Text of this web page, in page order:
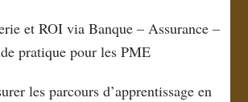
et ROI via Banque – Assurance –
pratique pour les PME
les parcours d’apprentissage en